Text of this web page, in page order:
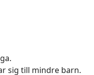
sig till mindre barn.